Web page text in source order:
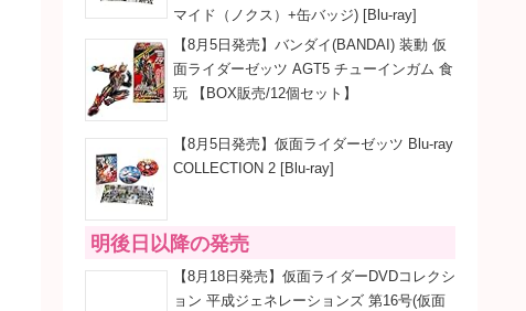
マイド（ノクス）+缶バッジ) [Blu-ray]
【8月5日発売】バンダイ(BANDAI) 装動 仮
面ライダーゼッツ AGT5 チューインガム 食
玩 【BOX販売/12個セット】
【8月5日発売】仮面ライダーゼッツ Blu-ray
COLLECTION 2 [Blu-ray]
明後日以降の発売
【8月18日発売】仮面ライダーDVDコレクシ
ョン 平成ジェネレーションズ 第16号(仮面